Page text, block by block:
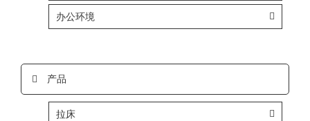
办公环境
产品
拉床